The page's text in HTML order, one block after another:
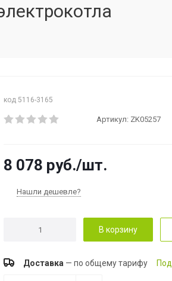
код 5116-3165
Артикул: ZK05257
8 078 руб./шт.
Нашли дешевле?
В корзину
Доставка — по общему тарифу